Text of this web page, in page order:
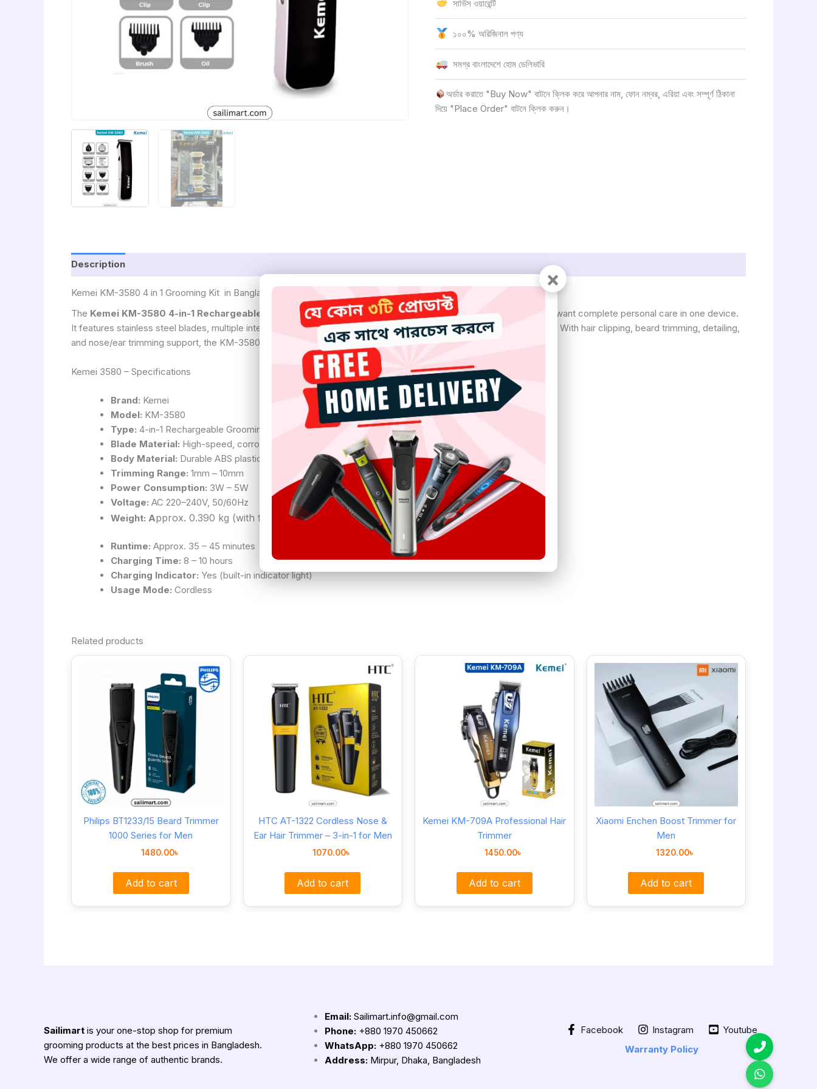
সার্ভিস ওয়ারেন্টি
১০০% অরিজিনাল পণ্য
সমগ্র বাংলাদেশে হোম ডেলিভারি
অর্ডার করাতে "Buy Now" বাটনে ক্লিক করে আপনার নাম, ফোন নম্বর, এরিয়া এবং সম্পূর্ণ ঠিকানা
দিয়ে "Place Order" বাটনে ক্লিক করুন।
Description
Kemei KM-3580 4 in 1 Grooming Kit in Bangladesh
The Kemei KM-3580 4-in-1 Rechargeable Grooming Kit is a versatile grooming solution designed for men who want complete personal care in one device.
It features stainless steel blades, multiple interchangeable heads, and a cordless design suitable for home grooming. With hair clipping, beard trimming, detailing,
and nose/ear trimming support, the KM-3580 is ideal for everyday grooming needs at an affordable price.
Kemei 3580 – Specifications
Brand: Kemei
Model: KM-3580
Type: 4-in-1 Rechargeable Grooming Kit
Blade Material: High-speed, corrosion-resistant stainless steel
Body Material: Durable ABS plastic
Trimming Range: 1mm – 10mm
Power Consumption: 3W – 5W
Voltage: AC 220–240V, 50/60Hz
Weight: Approx. 0.390 kg (with full kit)
Runtime: Approx. 35 – 45 minutes
Charging Time: 8 – 10 hours
Charging Indicator: Yes (built-in indicator light)
Usage Mode: Cordless
Related products
Philips BT1233/15 Beard Trimmer
1000 Series for Men
1480.00৳
Add to cart
HTC AT-1322 Cordless Nose &
Ear Hair Trimmer – 3-in-1 for Men
1070.00৳
Add to cart
Kemei KM-709A Professional Hair
Trimmer
1450.00৳
Add to cart
Xiaomi Enchen Boost Trimmer for
Men
1320.00৳
Add to cart
Sailimart is your one-stop shop for premium
grooming products at the best prices in Bangladesh.
We offer a wide range of authentic brands.
Email:Sailimart.info@gmail.com
Phone:+880 1970 450662
WhatsApp:+880 1970 450662
Address:Mirpur, Dhaka, Bangladesh
Facebook Instagram
Youtube
Warranty Policy
×